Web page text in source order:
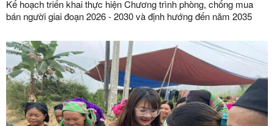
Kế hoạch triển khai thực hiện Chương trình phòng, chống mua
bán người giai đoạn 2026 - 2030 và định hướng đến năm 2035